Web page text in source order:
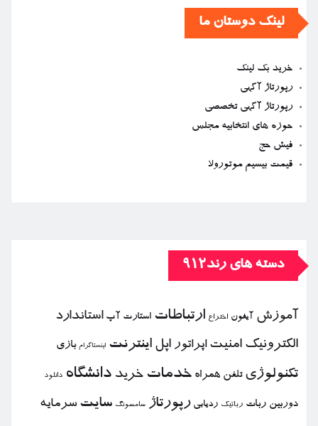
لینک دوستان ما
خرید بک لینک
رپورتاژ آگهی
رپورتاژ آگهی تخصصی
حوزه های انتخابیه مجلس
فیش حج
قیمت بیسیم موتورولا
دسته های رند912
آموزش آیفون اختراع ارتباطات استارت آپ استاندارد
الكترونیك امنیت اپراتور اپل اینترنت اینستاگرام بازی
تكنولوژی تلفن همراه خدمات خرید دانشگاه دانلود
دوربین ربات رباتیك ردیابی رپورتاژ سامسونگ سایت سرمایه